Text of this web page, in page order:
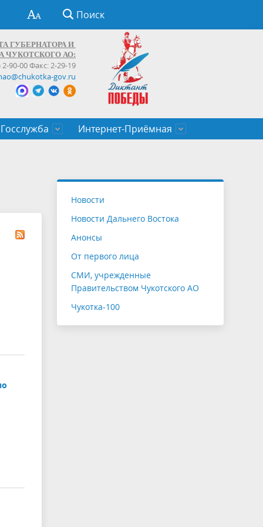
Поиск
ГУБЕРНАТОРА И
ЧУКОТСКОГО АО:
2-90-00 Факс: 2-29-19
gov.ru
Госслужба
служащих Чукотского автономного
Интернет-Приёмная
Новости
Новости Дальнего Востока
Анонсы
От первого лица
СМИ, учрежденные
Правительством Чукотского АО
Чукотка-100